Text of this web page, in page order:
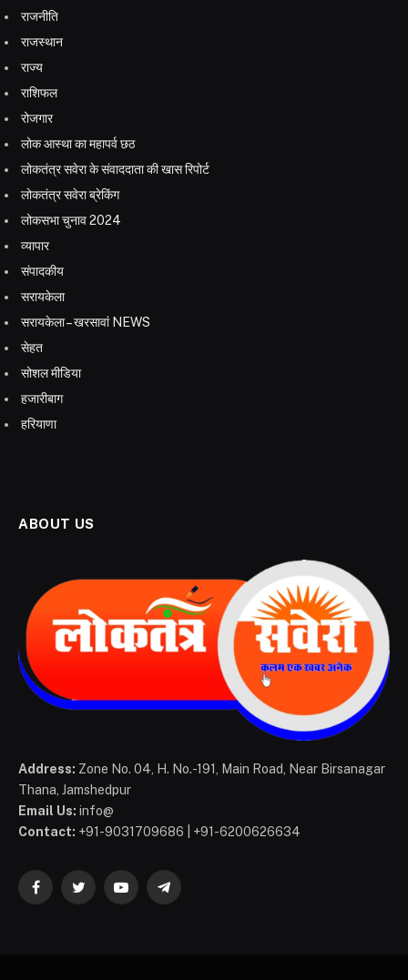
राजनीति
राजस्थान
राज्य
राशिफल
रोजगार
लोक आस्था का महापर्व छठ
लोकतंत्र सवेरा के संवाददाता की खास रिपोर्ट
लोकतंत्र सवेरा ब्रेकिंग
लोकसभा चुनाव 2024
व्यापार
संपादकीय
सरायकेला
सरायकेला – खरसावां NEWS
सेहत
सोशल मीडिया
हजारीबाग
हरियाणा
ABOUT US
Address: Zone No. 04, H. No.-191, Main Road, Near Birsanagar
Thana, Jamshedpur
Email Us: info@
Contact: +91-9031709686 | +91-6200626634
FacebookTwitterYouTubeTelegram